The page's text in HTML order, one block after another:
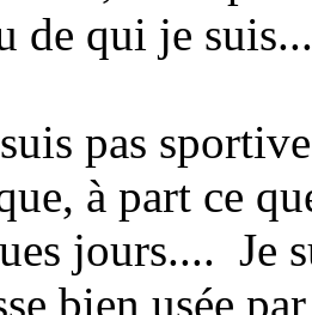
de qui je
pas
à part ce
jours.... Je
bien usée